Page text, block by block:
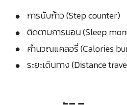
การนับก้าว (Step counter)
ติดตามการนอน (Sleep
คำนวณแคลอรี่ (Calories
ระยะเดินทาง (Distance